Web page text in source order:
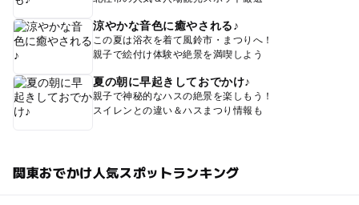
涼やかな音色に癒やされる♪
この夏は浴衣を着て風鈴市・まつりへ！
親子で絵付け体験や絶景を満喫しよう
夏の朝に早起きしておでかけ♪
親子で神秘的なハスの絶景を楽しもう！
スイレンとの違い＆ハスまつり情報も
関東おでかけ人気スポットランキング